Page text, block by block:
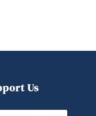
Us